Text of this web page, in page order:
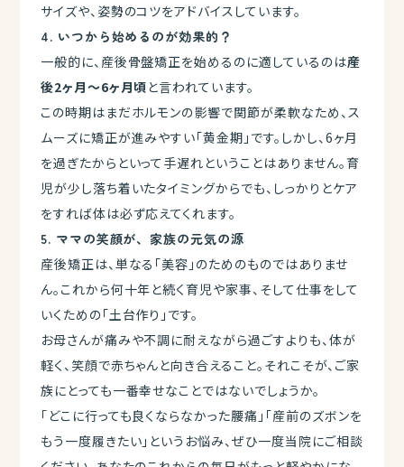
サイズや、姿勢のコツをアドバイスしています。
4. いつから始めるのが効果的？
一般的に、産後骨盤矯正を始めるのに適しているのは産
後2ヶ月〜6ヶ月頃と言われています。
この時期はまだホルモンの影響で関節が柔軟なため、ス
ムーズに矯正が進みやすい「黄金期」です。しかし、6ヶ月
を過ぎたからといって手遅れということはありません。育
児が少し落ち着いたタイミングからでも、しっかりとケア
をすれば体は必ず応えてくれます。
5. ママの笑顔が、家族の元気の源
産後矯正は、単なる「美容」のためのものではありませ
ん。これから何十年と続く育児や家事、そして仕事をして
いくための「土台作り」です。
お母さんが痛みや不調に耐えながら過ごすよりも、体が
軽く、笑顔で赤ちゃんと向き合えること。それこそが、ご家
族にとっても一番幸せなことではないでしょうか。
「どこに行っても良くならなかった腰痛」「産前のズボンを
もう一度履きたい」というお悩み、ぜひ一度当院にご相談